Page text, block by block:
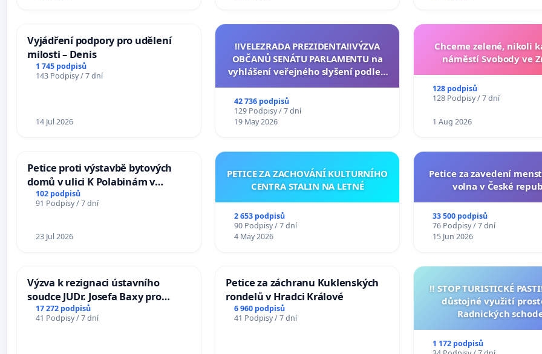
Vyjádření podpory pro udělení
milosti – Denis
1 745 podpisů
143 Podpisy / 7 dní
14 Jul 2026
‼️VELEZRADA PREZIDENTA‼️VÝZVA
OBČANŮ SENÁTU PARLAMENTU na
vyhlášení veřejného slyšení podle §
na přijetí usnesení k podání ústavní
žaloby na prezidenta republiky
42 736 podpisů
129 Podpisy / 7 dní
19 May 2026
Chceme zelené, nikoli
náměstí Svobody ve
128 podpisů
128 Podpisy / 7 dní
1 Aug 2026
Petice proti výstavbě bytových
domů v ulici K Polabinám v
Pardubicích
102 podpisů
91 Podpisy / 7 dní
23 Jul 2026
PETICE ZA ZACHOVÁNÍ KULTURNÍHO
CENTRA STALIN NA LETNÉ
2 653 podpisů
90 Podpisy / 7 dní
4 May 2026
Petice za zavedení
volna v České
33 500 podpisů
76 Podpisy / 7 dní
15 Jun 2026
Výzva k rezignaci ústavního
soudce JUDr. Josefa Baxy pro
ohrožení důvěry ve spravedlivý
proces
17 272 podpisů
41 Podpisy / 7 dní
Petice za záchranu Kuklenských
rondelů v Hradci Králové
6 960 podpisů
41 Podpisy / 7 dní
‼️ STOP TURISTICKÉ
důstojné využití
Radnických
1 172 podpisů